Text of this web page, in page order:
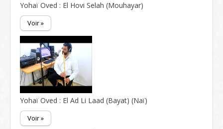
Yohaï Oved : El Hovi Selah (Mouhayar)
Voir »
Yohaï Oved : El Ad Li Laad (Bayat) (Naï)
Voir »